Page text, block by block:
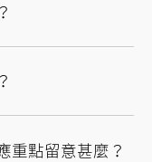
重點留意甚麼？